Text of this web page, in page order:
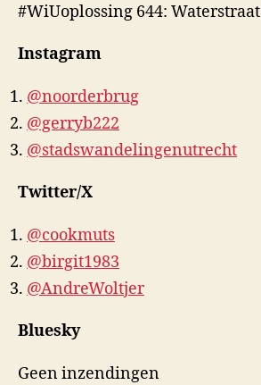
#WiUoplossing 644: Waterstraat
Instagram
@noorderbrug
@gerryb222
@stadswandelingenutrecht
Twitter/X
@cookmuts
@birgit1983
@AndreWoltjer
Bluesky
Geen inzendingen